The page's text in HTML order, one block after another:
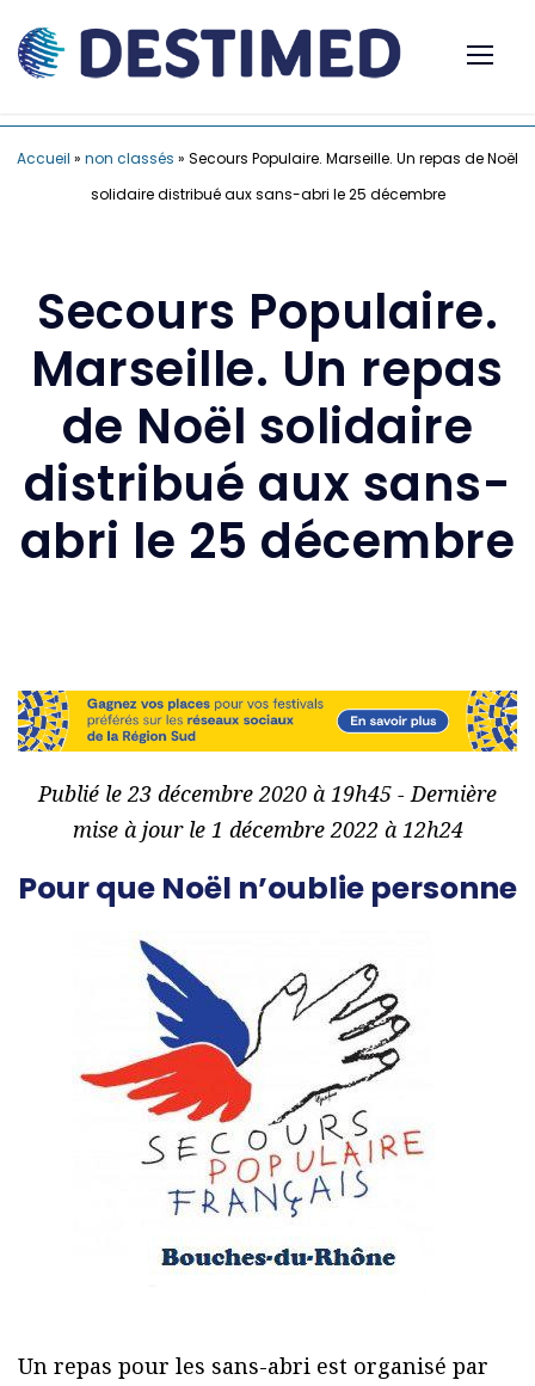
Accueil » non classés » Secours Populaire. Marseille. Un repas de Noël
solidaire distribué aux sans-abri le 25 décembre
Secours Populaire.
Marseille. Un repas
de Noël solidaire
distribué aux sans-
abri le 25 décembre
Publié le 23 décembre 2020 à 19h45 - Dernière
mise à jour le 1 décembre 2022 à 12h24
Pour que Noël n’oublie personne
Un repas pour les sans-abri est organisé par